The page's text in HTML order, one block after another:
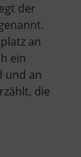
der
an
ein
und an
die